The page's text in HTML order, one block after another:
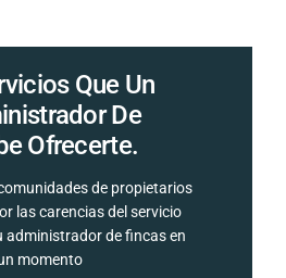
Que Un
De
Ofrecerte.
de propietarios
las carencias del servicio
administrador de fincas en
momento